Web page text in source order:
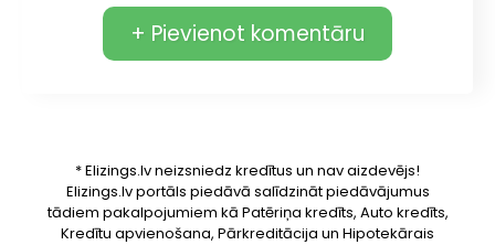
+ Pievienot komentāru
* Elizings.lv neizsniedz kredītus un nav aizdevējs!
Elizings.lv portāls piedāvā salīdzināt piedāvājumus
tādiem pakalpojumiem kā Patēriņa kredīts, Auto kredīts,
Kredītu apvienošana, Pārkreditācija un Hipotekārais